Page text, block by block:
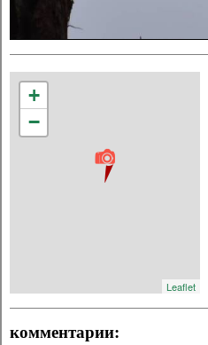
+
−
Leaflet
комментарии: